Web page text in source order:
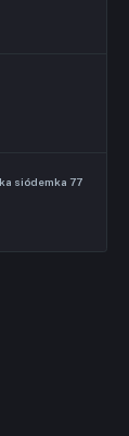
siódemka 77